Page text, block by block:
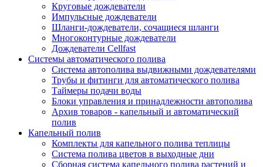
Круговые дождеватели
Импульсные дождеватели
Шланги-дождеватели, сочащиеся шланги
Многоконтурные дождеватели
Дождеватели Cellfast
Системы автоматического полива
Система автополива выдвижными дождевателями
Трубы и фитинги для автоматического полива
Таймеры подачи воды
Блоки управления и принадлежности автополива
Архив товаров - капельный и автоматический
полив
Капельный полив
Комплекты для капельного полива теплицы
Система полива цветов в выходные дни
Сборная система капельного полива растений и